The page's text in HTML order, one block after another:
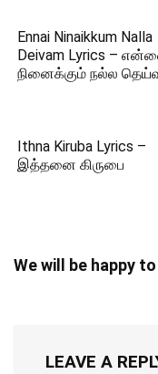
Ennai Ninaikkum Nalla
Deivam Lyrics –
நினைக்கும் நல்ல
Ithna Kiruba Lyrics –
இத்தனை கிருபை
We will be happy
LEAVE A